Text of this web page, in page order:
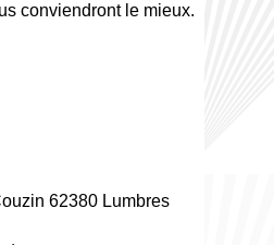
62380 Lumbres
conviendront le mieux.